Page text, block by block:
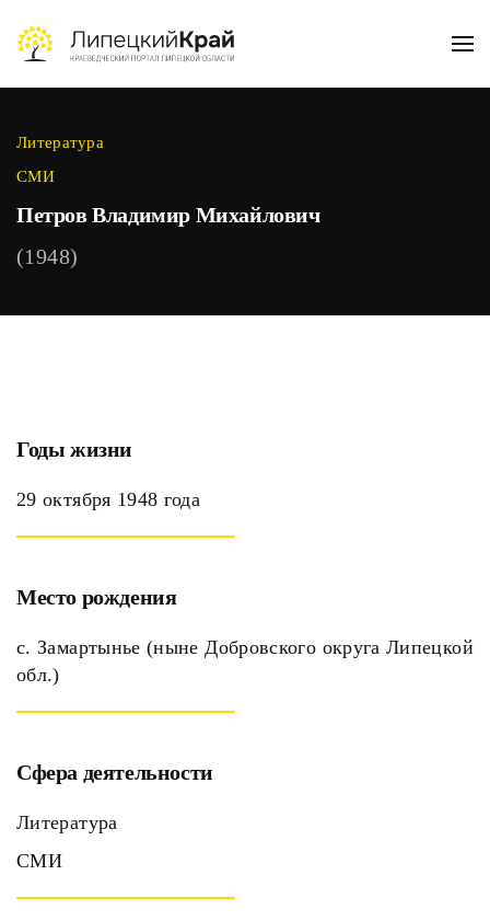
Skip to main content
Литература
СМИ
Петров Владимир Михайлович
(1948)
Годы жизни
29 октября 1948 года
Место рождения
с. Замартынье (ныне Добровского округа Липецкой
обл.)
Сфера деятельности
Литература
СМИ